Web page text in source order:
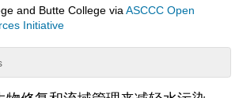
and Butte College viaASCCC Open
Initiative